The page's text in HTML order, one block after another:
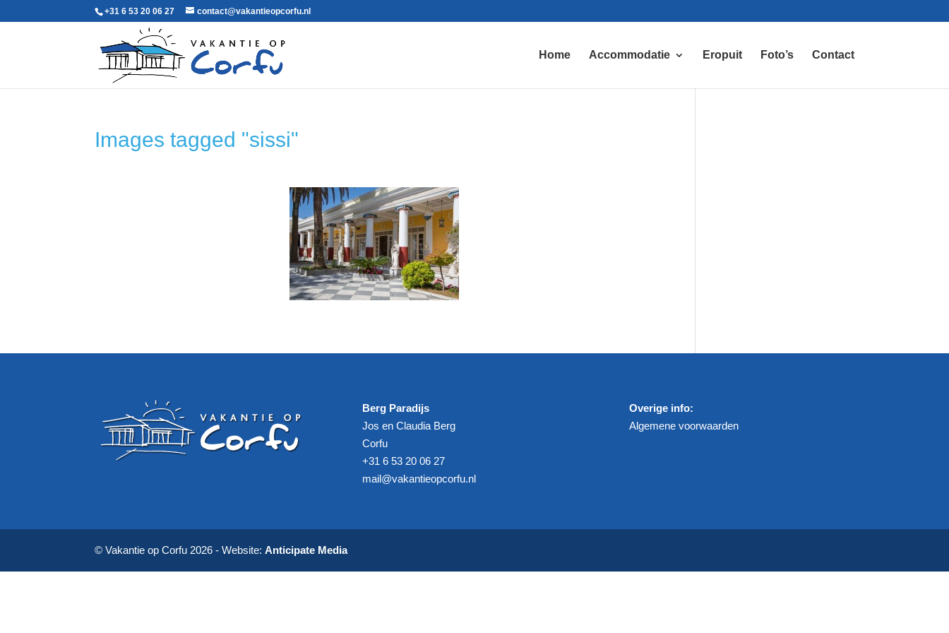
+31 6 53 20 06 27‬ contact@vakantieopcorfu.nl
Home Accommodatie Eropuit Foto’s Contact
Images tagged "sissi"
Berg Paradijs
Jos en Claudia Berg
Corfu
+31 6 53 20 06 27‬
mail@vakantieopcorfu.nl
Overige info:
Algemene voorwaarden
© Vakantie op Corfu 2026 - Website:Anticipate Media